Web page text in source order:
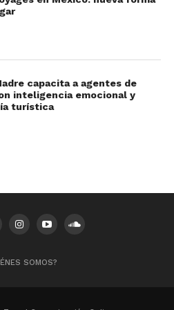
capacita a agentes de
inteligencia emocional y
turística
SOMOS?